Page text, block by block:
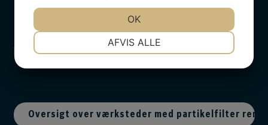
Ingen ventetid
Her får du hurtig service, så du ikke skal undvære din
bil i længere tid.
Oversigt over værksteder med partikelfilter rens
AFVIS ALLE
OK